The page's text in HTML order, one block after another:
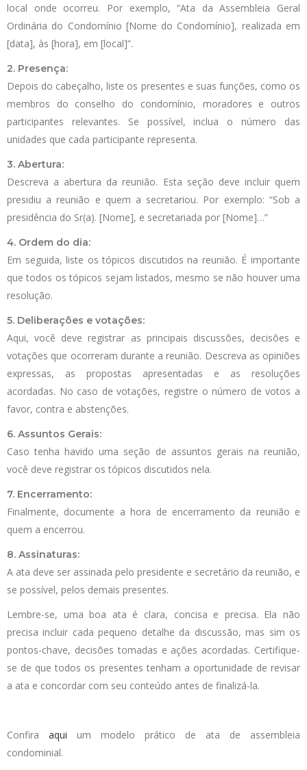
local onde ocorreu. Por exemplo, “Ata da Assembleia Geral
Ordinária do Condomínio [Nome do Condomínio], realizada em
[data], às [hora], em [local]”.
2. Presença:
Depois do cabeçalho, liste os presentes e suas funções, como os
membros do conselho do condomínio, moradores e outros
participantes relevantes. Se possível, inclua o número das
unidades que cada participante representa.
3. Abertura:
Descreva a abertura da reunião. Esta seção deve incluir quem
presidiu a reunião e quem a secretariou. Por exemplo: “Sob a
presidência do Sr(a). [Nome], e secretariada por [Nome]…”
4. Ordem do dia:
Em seguida, liste os tópicos discutidos na reunião. É importante
que todos os tópicos sejam listados, mesmo se não houver uma
resolução.
5. Deliberações e votações:
Aqui, você deve registrar as principais discussões, decisões e
votações que ocorreram durante a reunião. Descreva as opiniões
expressas, as propostas apresentadas e as resoluções
acordadas. No caso de votações, registre o número de votos a
favor, contra e abstenções.
6. Assuntos Gerais:
Caso tenha havido uma seção de assuntos gerais na reunião,
você deve registrar os tópicos discutidos nela.
7. Encerramento:
Finalmente, documente a hora de encerramento da reunião e
quem a encerrou.
8. Assinaturas:
A ata deve ser assinada pelo presidente e secretário da reunião, e
se possível, pelos demais presentes.
Lembre-se, uma boa ata é clara, concisa e precisa. Ela não
precisa incluir cada pequeno detalhe da discussão, mas sim os
pontos-chave, decisões tomadas e ações acordadas. Certifique-
se de que todos os presentes tenham a oportunidade de revisar
a ata e concordar com seu conteúdo antes de finalizá-la.
Confira aqui um modelo prático de ata de assembleia
condominial.